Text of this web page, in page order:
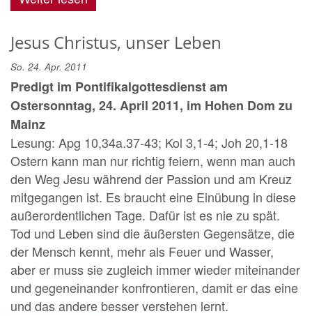
Jesus Christus, unser Leben
So. 24. Apr. 2011
Predigt im Pontifikalgottesdienst am
Ostersonntag, 24. April 2011, im Hohen Dom zu
Mainz
Lesung: Apg 10,34a.37-43; Kol 3,1-4; Joh 20,1-18
Ostern kann man nur richtig feiern, wenn man auch
den Weg Jesu während der Passion und am Kreuz
mitgegangen ist. Es braucht eine Einübung in diese
außerordentlichen Tage. Dafür ist es nie zu spät.
Tod und Leben sind die äußersten Gegensätze, die
der Mensch kennt, mehr als Feuer und Wasser,
aber er muss sie zugleich immer wieder miteinander
und gegeneinander konfrontieren, damit er das eine
und das andere besser verstehen lernt.